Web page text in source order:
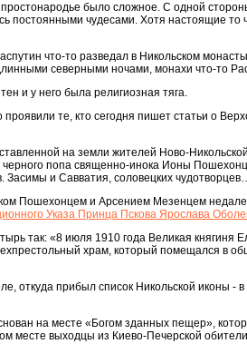
было сложное. С одной
постоянными чудесами. Хотя настоящие то
что-то разведал в Никольском
северными ночами, монахи что-то
и у него была религиозная тяга.
те, кто сегодня пишет статьи о
на земли жителей Ново-
черного попа священно-инока Ионы
Засимы и Савватия, соловецких
Пошехонцем и Арсением Мезенцем
Указа Принца Пскова Ярослава
так: «8 июля 1910 года Великая княгиня
храм, который помещался в
откуда прибыл список Никольской иконы -
на месте «Богом зданных пещер»,
месте выходцы из Киево-Печерской